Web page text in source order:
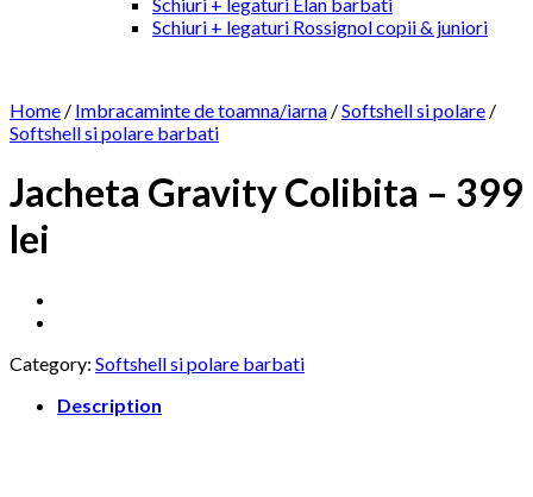
Schiuri + legaturi Rossignol copii & juniori
Home / Imbracaminte de toamna/iarna /Softshell si polare /
Softshell si polare barbati
Jacheta Gravity Colibita – 399
lei
Category: Softshell si polare barbati
Description